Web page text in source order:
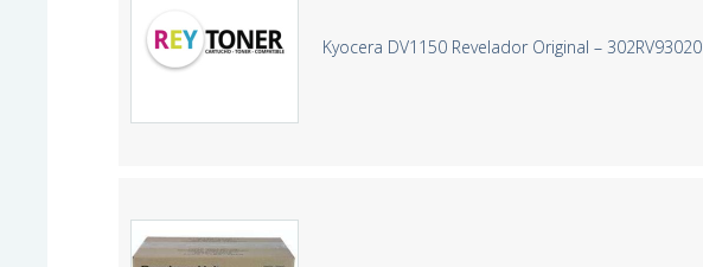
Kyocera DV1150 Revelador Original – 302RV93020